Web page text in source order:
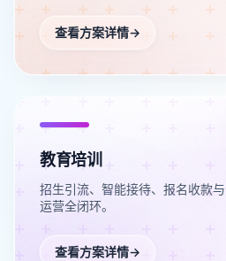
查看方案详情→
教育培训
招生引流、智能接待、报名收款
运营全闭环。
查看方案详情→